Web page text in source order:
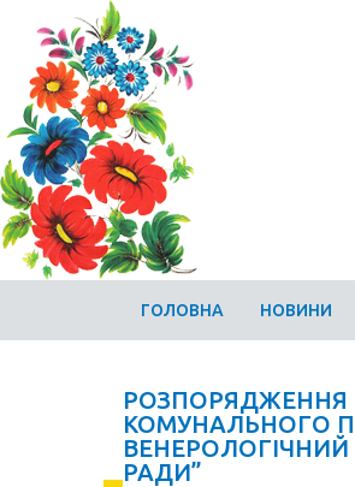
ГОЛОВНА НОВИНИ
РОЗПОРЯДЖЕННЯ
КОМУНАЛЬНОГО
РАДИ”